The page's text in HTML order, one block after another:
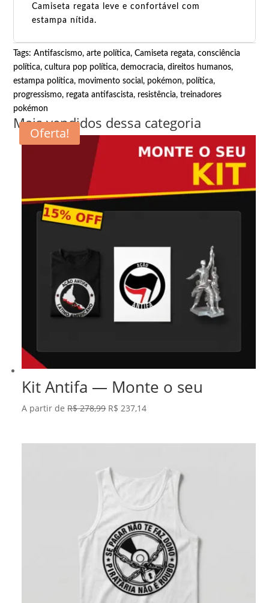
Camiseta regata leve e confortável com
estampa nítida.
Tags:Antifascismo,arte política,Camiseta regata,consciência
política,cultura pop política,democracia,direitos humanos,
estampa política, movimento social, pokémon, política,
progressismo, regata antifascista, resistência,treinadores
pokémon
Mais vendidos dessa categoria
Oferta!
Kit Antifa — Monte o seu
A partir deR$278,99 O
R$ 278,99.
R$ 237,14O
R$ 237,14.